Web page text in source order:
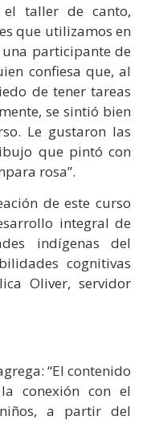
taller de canto,
que utilizamos en
una participante de
confiesa que, al
de tener tareas
se sintió bien
Le gustaron las
que pintó con
rosa”.
de este curso
integral de
indígenas del
cognitivas
Oliver, servidor
“El contenido
conexión con el
a partir del